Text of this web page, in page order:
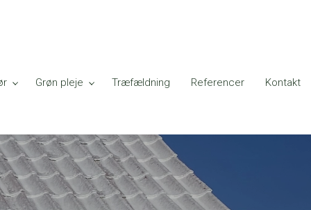
Grøn pleje Træfældning Referencer Kontakt